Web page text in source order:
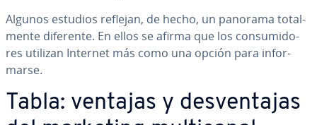
Algunos estudios reflejan, de hecho, un panorama to­ta­l­
me­n­te diferente. En ellos se afirma que los co­n­su­mi­do­
res utilizan Internet más como una opción para in­fo­r­
mar­se.
Tabla: ventajas y de­s­ve­n­ta­jas